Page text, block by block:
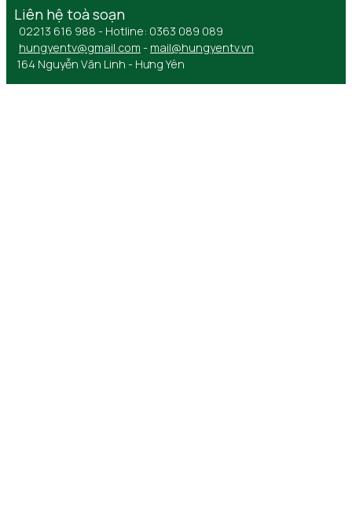
Liên hệ toà soạn
02213 616 988 - Hotline: 0363 089 089
hungyentv@gmail.com - mail@hungyentv.vn
164 Nguyễn Văn Linh - Hưng Yên